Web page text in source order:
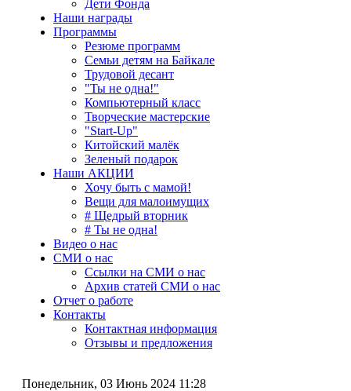
Дети Фонда
Наши награды
Программы
Резюме программ
Семьи детям на Байкале
Трудовой десант
"Ты не одна!"
Компьютерный класс
Творческие мастерские
"Start-Up"
Китойский малёк
Зеленый подарок
Наши АКЦИИ
Хочу быть с мамой!
Вещи для малоимущих
# Щедрый вторник
# Ты не одна!
Видео о нас
СМИ о нас
Ссылки на СМИ о нас
Архив статей СМИ о нас
Отчет о работе
Контакты
Контактная информация
Отзывы и предложения
Понедельник, 03 Июнь 2024 11:28